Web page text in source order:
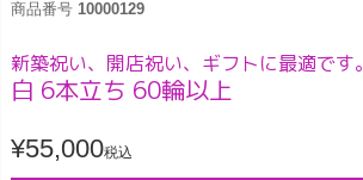
商品番号 10000129
新築祝い、開店祝い、ギフトに最適です。
白 6本立ち 60輪以上
¥55,000税込